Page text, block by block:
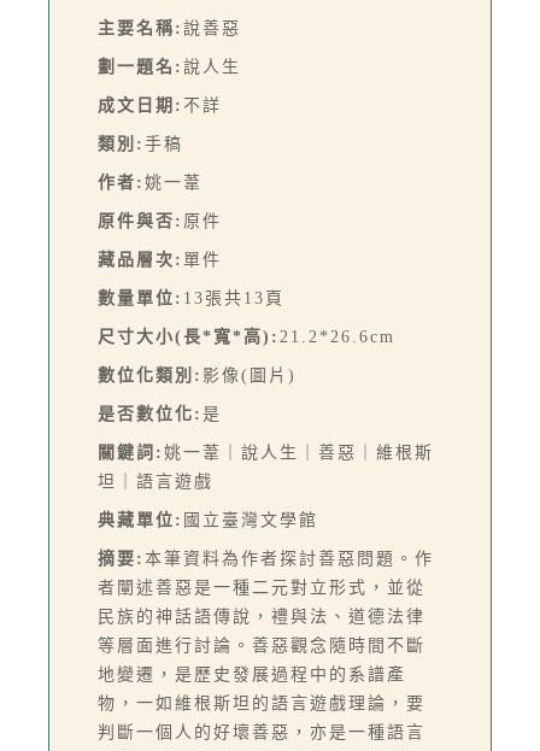
主要名稱: 說善惡
劃一題名: 說人生
成文日期: 不詳
類別: 手稿
作者: 姚一葦
原件與否: 原件
藏品層次: 單件
數量單位: 13張共13頁
尺寸大小(長*寬*高): 21.2*26.6cm
數位化類別: 影像(圖片)
是否數位化: 是
關鍵詞: 姚一葦｜說人生｜善惡｜維根斯
坦｜語言遊戲
典藏單位: 國立臺灣文學館
摘要: 本筆資料為作者探討善惡問題。作
者闡述善惡是一種二元對立形式，並從
民族的神話語傳說，禮與法、道德法律
等層面進行討論。善惡觀念隨時間不斷
地變遷，是歷史發展過程中的系譜產
物，一如維根斯坦的語言遊戲理論，要
判斷一個人的好壞善惡，亦是一種語言